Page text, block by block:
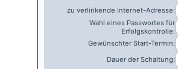
zu verlinkende Internet-Adresse:
Wahl eines Passwortes für
Erfolgskontrolle:
Gewünschter Start-Termin:
Dauer der Schaltung: